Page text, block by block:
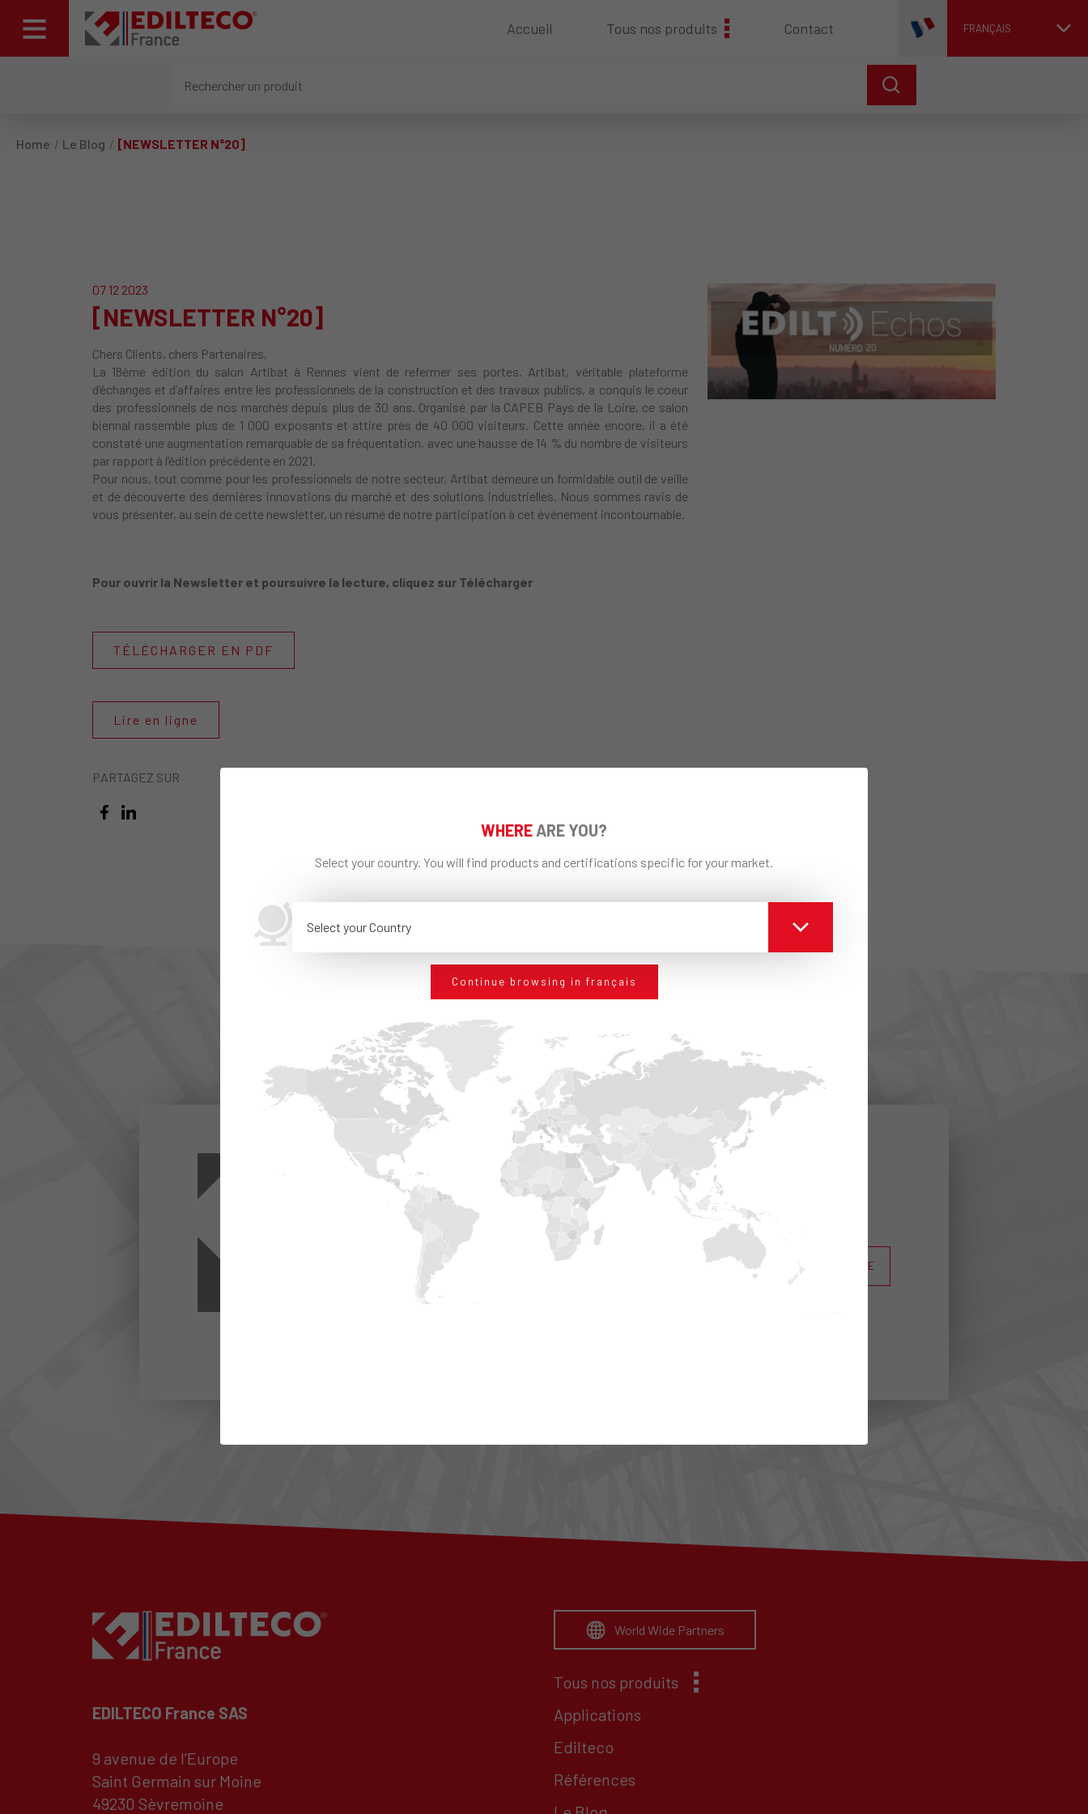
Accueil Tous nos produits Contact FRANÇAIS
Home Le Blog [NEWSLETTER N°20]
07 12 2023
[NEWSLETTER N°20]
Chers Clients, chers Partenaires,
La 18ème édition du salon Artibat à Rennes vient de refermer ses portes. Artibat, véritable plateforme
d’échanges et d’affaires entre les professionnels de la construction et des travaux publics, a conquis le coeur
des professionnels de nos marchés depuis plus de 30 ans. Organisé par la CAPEB Pays de la Loire, ce salon
biennal rassemble plus de 1 000 exposants et attire près de 40 000 visiteurs. Cette année encore, il a été
constaté une augmentation remarquable de sa fréquentation, avec une hausse de 14 % du nombre de visiteurs
par rapport à l’édition précédente en 2021.
Pour nous, tout comme pour les professionnels de notre secteur, Artibat demeure un formidable outil de veille
et de découverte des dernières innovations du marché et des solutions industrielles. Nous sommes ravis de
vous présenter, au sein de cette newsletter, un résumé de notre participation à cet événement incontournable.
Pour ouvrir la Newsletter et poursuivre la lecture, cliquez sur Télécharger
TÉLÉCHARGER EN PDF
Lire en ligne
PARTAGEZ SUR
CONNECTÉ
Inscrivez-vous à notre newsletter et restez à jour sur les
innovations technologiques dans le domaine de la construction.
S'INSCRIRE
EDILTECO France SAS
9 avenue de l’Europe
Saint Germain sur Moine
49230 Sèvremoine
World Wide Partners
Tous nos produits
Applications
Edilteco
Références
WHERE ARE YOU?
Select your country. You will find products and certifications specific for your market.
Select your Country
Continue browsing in français